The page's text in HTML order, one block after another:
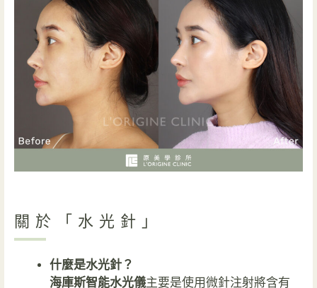
關於「水光針」
什麼是水光針？
海庫斯智能水光儀主要是使用微針注射將含有